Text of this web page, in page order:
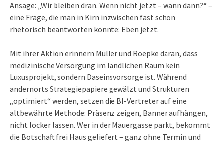
Ansage: „Wir bleiben dran. Wenn nicht jetzt – wann dann?“ –
eine Frage, die man in Kirn inzwischen fast schon
rhetorisch beantworten könnte: Eben jetzt.
Mit ihrer Aktion erinnern Müller und Roepke daran, dass
medizinische Versorgung im ländlichen Raum kein
Luxusprojekt, sondern Daseinsvorsorge ist. Während
andernorts Strategiepapiere gewälzt und Strukturen
„optimiert“ werden, setzen die BI-Vertreter auf eine
altbewährte Methode: Präsenz zeigen, Banner aufhängen,
nicht locker lassen. Wer in der Mauergasse parkt, bekommt
die Botschaft frei Haus geliefert – ganz ohne Termin und